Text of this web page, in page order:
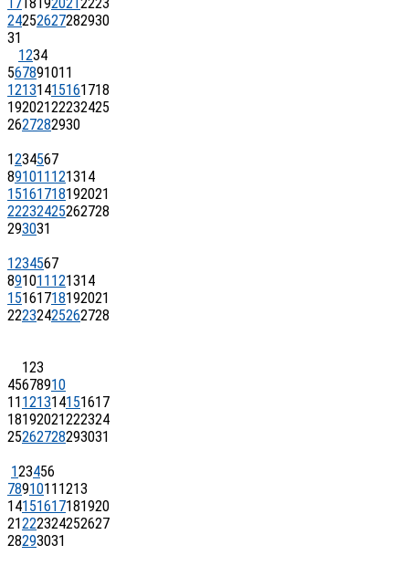
17181920212223
24252627282930
31
1234
567891011
12131415161718
19202122232425
2627282930
1234567
891011 121314
15161718192021
22232425262728
293031
1234567
891011 121314
15161718192021
22232425262728
123
45678910
11 121314151617
18192021222324
25262728293031
123456
7891011 1213
14151617181920
21222324252627
28293031